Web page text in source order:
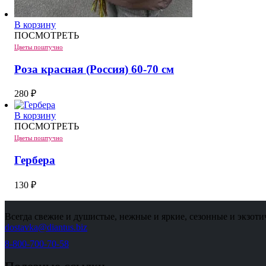
В корзину
ПОСМОТРЕТЬ
Цветы поштучно
Роза красная (Россия) 60-70 см
280 ₽
В корзину
ПОСМОТРЕТЬ
Цветы поштучно
Гербера
130 ₽
Всегда свежие и душистые, нежные и яркие, сезонные и
dostavka@diantus.biz
8-800-700-70-58